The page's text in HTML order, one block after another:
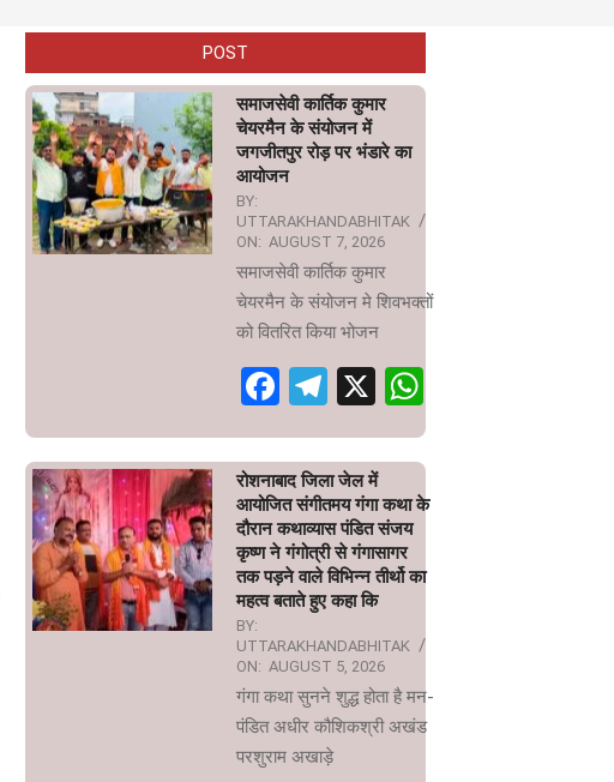
POST
समाजसेवी कार्तिक कुमार
चेयरमैन के संयोजन में
जगजीतपुर रोड़ पर भंडारे का
आयोजन
BY:
UTTARAKHANDABHITAK
ON: AUGUST 7, 2026
समाजसेवी कार्तिक कुमार
चेयरमैन के संयोजन मे शिवभक्तों
को वितरित किया भोजन
Facebook
Telegram
X
रोशनाबाद जिला जेल में
आयोजित संगीतमय गंगा कथा के
दौरान कथाव्यास पंडित संजय
कृष्ण ने गंगोत्री से गंगासागर
तक पड़ने वाले विभिन्न तीर्थो का
महत्व बताते हुए कहा कि
BY:
UTTARAKHANDABHITAK
ON: AUGUST 5, 2026
गंगा कथा सुनने शुद्ध होता है मन-
पंडित अधीर कौशिकश्री अखंड
परशुराम अखाड़े